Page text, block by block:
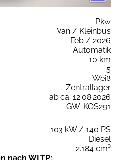
Pkw
Van / Kleinbus
Feb / 2026
Automatik
10 km
5
Weiß
Zentrallager
ab ca. 12.08.2026
GW-KOS291
103 kW / 140 PS
Diesel
2.184 cm³
nach WLTP: